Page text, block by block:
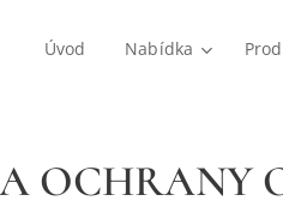
Úvod Nabídka
OCHRANY